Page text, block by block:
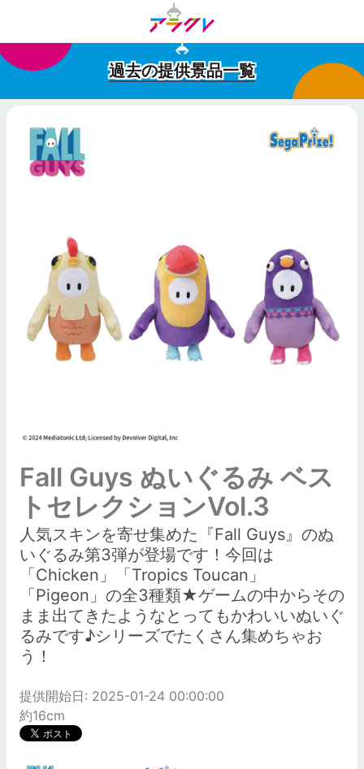
過去の提供景品一覧
Fall Guys ぬいぐるみ ベス
トセレクションVol.3
人気スキンを寄せ集めた『Fall Guys』のぬ
いぐるみ第3弾が登場です！今回は
「Chicken」「Tropics Toucan」
「Pigeon」の全3種類★ゲームの中からその
まま出てきたようなとってもかわいいぬいぐ
るみです♪シリーズでたくさん集めちゃお
う！
提供開始日: 2025-01-24 00:00:00
約16cm